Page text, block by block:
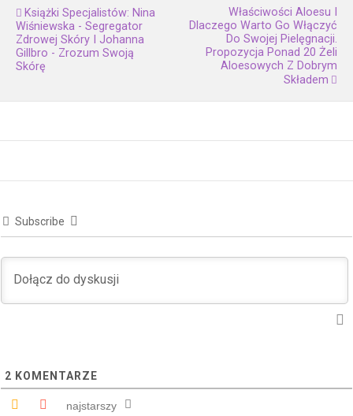
Książki Specjalistów: Nina
Wiśniewska - Segregator
Zdrowej Skóry I Johanna
Gillbro - Zrozum Swoją
Skórę
Właściwości Aloesu I
Dlaczego Warto Go Włączyć
Do Swojej Pielęgnacji.
Propozycja Ponad 20 Żeli
Aloesowych Z Dobrym
Składem
Subscribe
2 KOMENTARZE
najstarszy